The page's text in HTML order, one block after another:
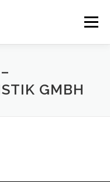
Menü
GMBH